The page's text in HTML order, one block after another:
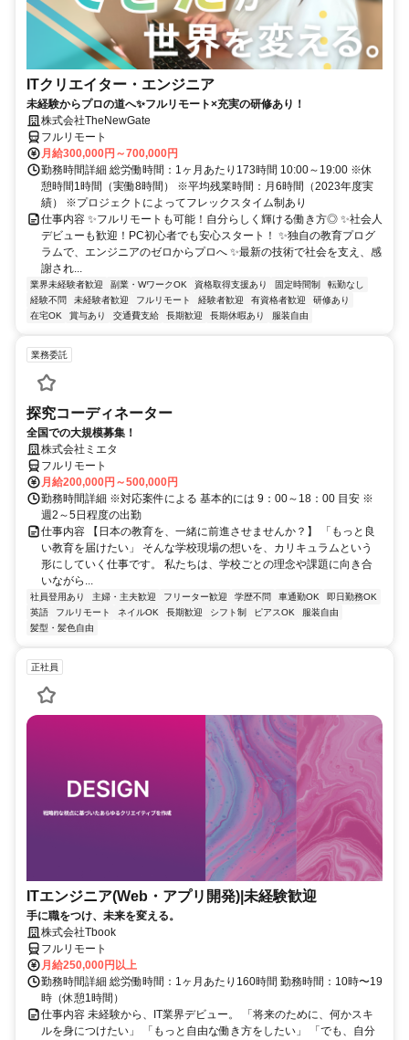
ITクリエイター・エンジニア
未経験からプロの道へ✨フルリモート×充実の研修あり！
株式会社TheNewGate
フルリモート
月給300,000円～700,000円
勤務時間詳細 総労働時間：1ヶ月あたり173時間 10:00～19:00 ※休
憩時間1時間（実働8時間） ※平均残業時間：月6時間（2023年度実
績） ※プロジェクトによってフレックスタイム制あり
仕事内容 ✨フルリモートも可能！自分らしく輝ける働き方◎ ✨社会人
デビューも歓迎！PC初心者でも安心スタート！ ✨独自の教育プログ
ラムで、エンジニアのゼロからプロへ ✨最新の技術で社会を支え、感
謝され...
業界未経験者歓迎 副業・WワークOK 資格取得支援あり 固定時間制
転勤なし
経験不問
未経験者歓迎 フルリモート 経験者歓迎 有資格者歓迎
研修あり
在宅OK
賞与あり 交通費支給 長期歓迎 長期休暇あり 服装自由
業務委託
探究コーディネーター
全国での大規模募集！
株式会社ミエタ
フルリモート
月給200,000円～500,000円
勤務時間詳細 ※対応案件による 基本的には 9：00～18：00 目安 ※
週2～5日程度の出勤
仕事内容 【日本の教育を、一緒に前進させませんか？】 「もっと良
い教育を届けたい」 そんな学校現場の想いを、カリキュラムという
形にしていく仕事です。 私たちは、学校ごとの理念や課題に向き合
いながら...
社員登用あり 主婦・主夫歓迎 フリーター歓迎 学歴不問 車通勤OK
即日勤務OK
英語
フルリモート ネイルOK 長期歓迎 シフト制 ピアスOK
服装自由
髪型・髪色自由
正社員
ITエンジニア(Web・アプリ開発)|未経験歓迎
手に職をつけ、未来を変える。
株式会社Tbook
フルリモート
月給250,000円以上
勤務時間詳細 総労働時間：1ヶ月あたり160時間 勤務時間：10時〜19
時（休憩1時間）
仕事内容 未経験から、IT業界デビュー。 「将来のために、何かスキ
ルを身につけたい」 「もっと自由な働き方をしたい」 「でも、自分